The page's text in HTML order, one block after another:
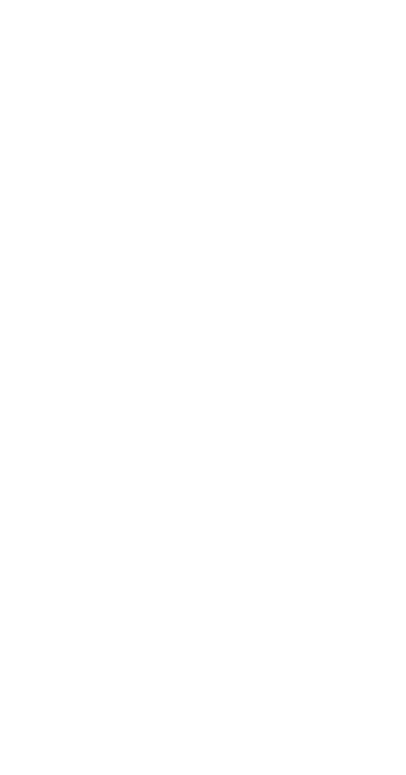
了承ください。
き作成されるも
をご了承くださ
御機器販売店・
ようお願いしま
社の共同利用者
」に記載されて
ず変更すること
下、フタル酸ジブチ
はありません。
年1月12日よ
ない年数を意
要な手段を講じ
これらの製造装
、取り引きをい
ムロン制御